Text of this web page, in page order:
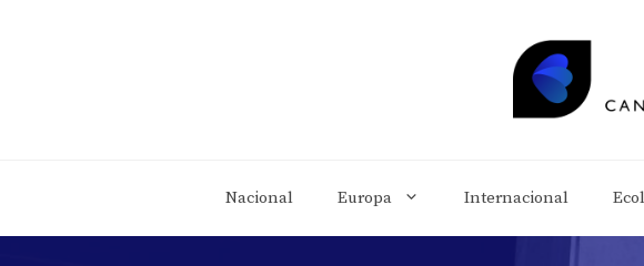
Nacional Europa Internacional